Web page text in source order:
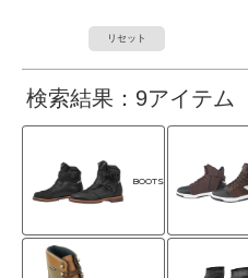
リセット
検索結果：9アイテム
BOOTS